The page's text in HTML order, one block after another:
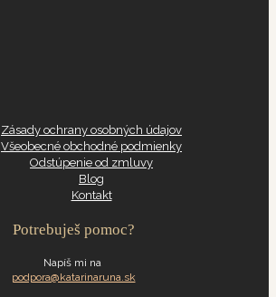
Zásady ochrany osobných údajov
Všeobecné obchodné podmienky
Odstúpenie od zmluvy
Blog
Kontakt
Potrebuješ pomoc?
Napíš mi na
podpora@katarinaruna.sk